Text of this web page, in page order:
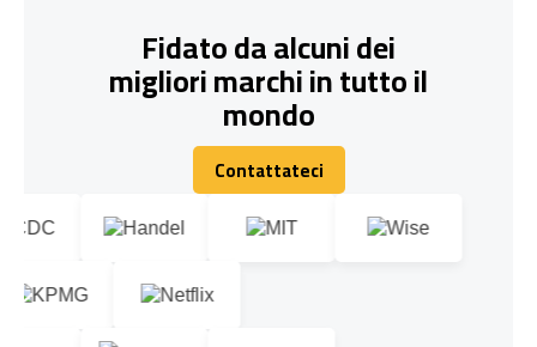
Fidato da alcuni dei
migliori marchi in tutto il
mondo
Contattateci
Contattateci